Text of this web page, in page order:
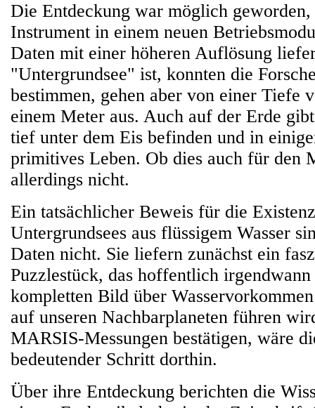
Die Entdeckung war möglich geworden,
Instrument in einem neuen
Daten mit einer höheren Auflösung
"Untergrundsee" ist, konnten die
bestimmen, gehen aber von einer Tiefe
einem Meter aus. Auch auf der Erde
tief unter dem Eis befinden und in
primitives Leben. Ob dies auch für den
allerdings nicht.
Ein tatsächlicher Beweis für die
Untergrundsees aus flüssigem Wasser
Daten nicht. Sie liefern zunächst ein
Puzzlestück, das hoffentlich
kompletten Bild über
auf unseren Nachbarplaneten führen
MARSIS-Messungen bestätigen, wäre
bedeutender Schritt dorthin.
Über ihre Entdeckung berichten die